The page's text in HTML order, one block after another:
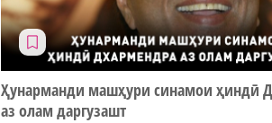
Ҳунарманди машҳури синамои ҳиндӣ
аз олам даргузашт